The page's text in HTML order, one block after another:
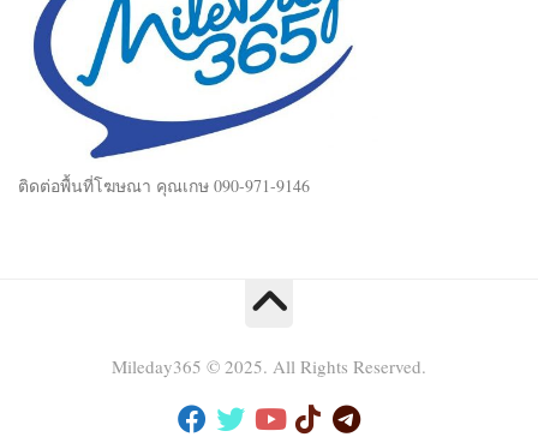
ติดต่อพื้นที่โฆษณา คุณเกษ 090-971-9146
Mileday365 © 2025. All Rights Reserved.